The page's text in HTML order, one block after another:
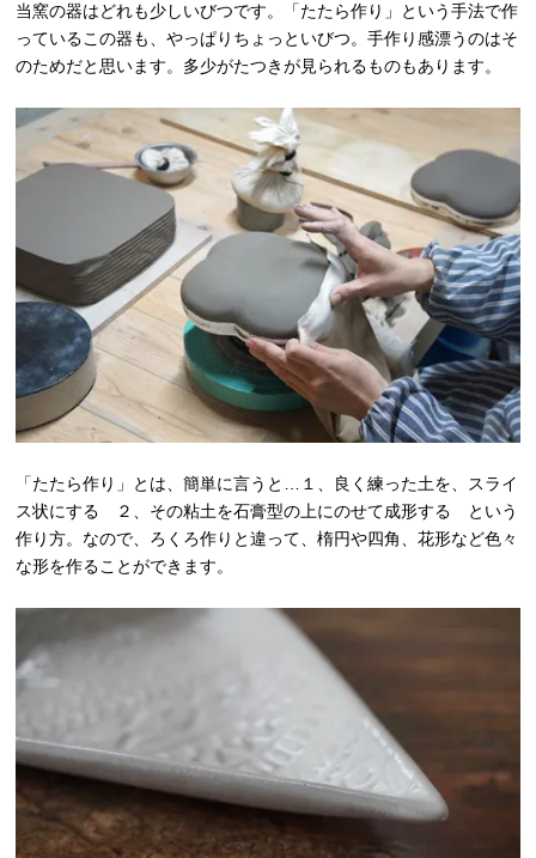
当窯の器はどれも少しいびつです。「たたら作り」という手法で作
っているこの器も、やっぱりちょっといびつ。手作り感漂うのはそ
のためだと思います。多少がたつきが見られるものもあります。
「たたら作り」とは、簡単に言うと…１、良く練った土を、スライ
ス状にする ２、その粘土を石膏型の上にのせて成形する という
作り方。なので、ろくろ作りと違って、楕円や四角、花形など色々
な形を作ることができます。